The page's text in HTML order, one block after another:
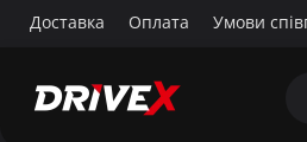
Доставка Оплата Умови